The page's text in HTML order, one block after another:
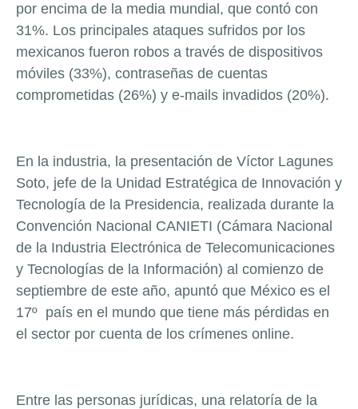
por encima de la media mundial, que contó con
31%. Los principales ataques sufridos por los
mexicanos fueron robos a través de dispositivos
móviles (33%), contraseñas de cuentas
comprometidas (26%) y e-mails invadidos (20%).
En la industria, la presentación de Víctor Lagunes
Soto, jefe de la Unidad Estratégica de Innovación y
Tecnología de la Presidencia, realizada durante la
Convención Nacional CANIETI (Cámara Nacional
de la Industria Electrónica de Telecomunicaciones
y Tecnologías de la Información) al comienzo de
septiembre de este año, apuntó que México es el
17º país en el mundo que tiene más pérdidas en
el sector por cuenta de los crímenes online.
Entre las personas jurídicas, una relatoría de la